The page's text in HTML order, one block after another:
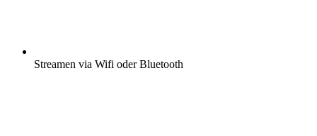
Streamen via Wifi oder Bluetooth